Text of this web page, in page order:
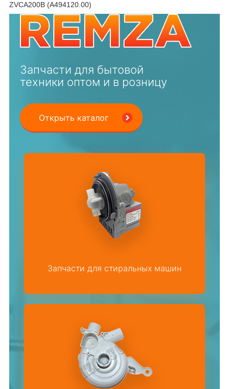
ZVCA200B (A494120.00)
Запчасти для бытовой
техники оптом и в розницу
Открыть каталог
Запчасти для стиральных машин